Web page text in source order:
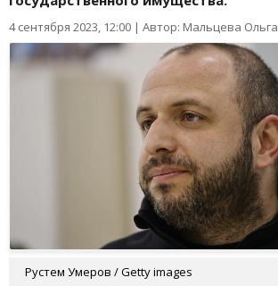
4 сентября 2023, 12:00 | Автор: Мальцева Ольга
Рустем Умеров / Getty images